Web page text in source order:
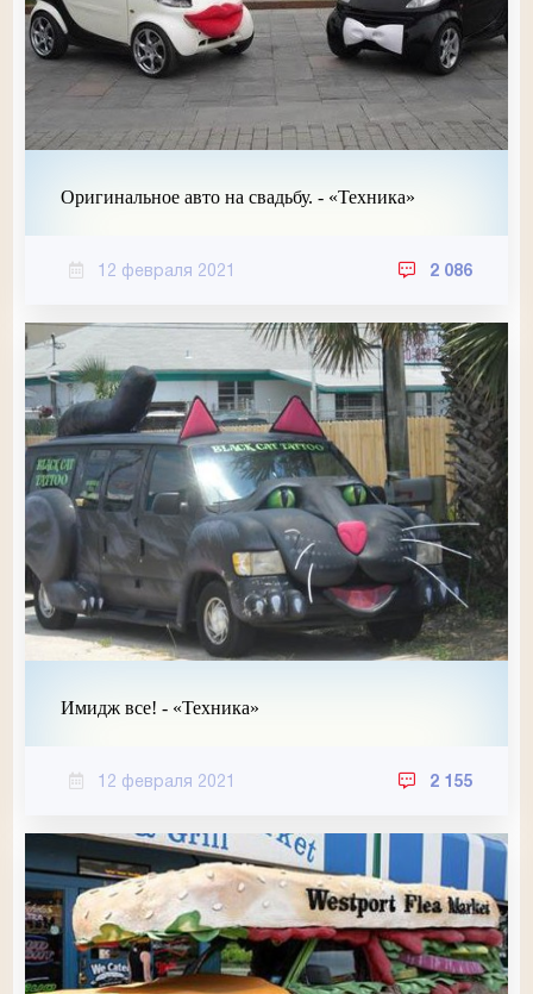
Оригинальное авто на свадьбу. - «Техника»
12 февраля 2021 2 086
Имидж все! - «Техника»
12 февраля 2021 2 155